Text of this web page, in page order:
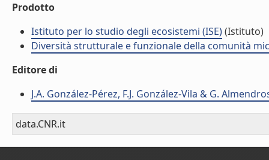
Prodotto
Istituto per lo studio degli ecosistemi (ISE)(Istituto)
Diversità strutturale e funzionale della comunità
Editore di
J.A. González-Pérez, F.J. González-Vila & G.
data.CNR.it